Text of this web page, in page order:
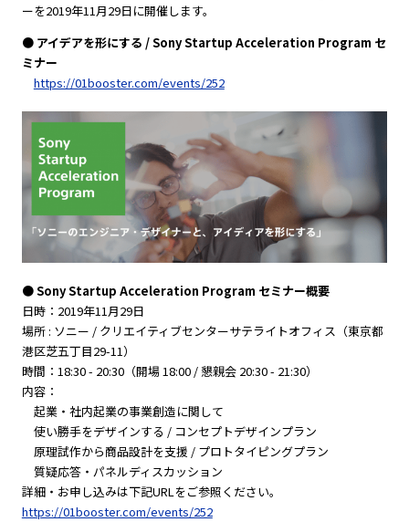
ーを2019年11月29日に開催します。
● アイデアを形にする / Sony Startup Acceleration Program セ
ミナー
https://01booster.com/events/252
● Sony Startup Acceleration Program セミナー概要
日時：2019年11月29日
場所 : ソニー / クリエイティブセンターサテライトオフィス（東京都
港区芝五丁目29-11）
時間：18:30 - 20:30（開場 18:00 / 懇親会 20:30 - 21:30）
内容：
起業・社内起業の事業創造に関して
使い勝手をデザインする / コンセプトデザインプラン
原理試作から商品設計を支援 / プロトタイピングプラン
質疑応答・パネルディスカッション
詳細・お申し込みは下記URLをご参照ください。
https://01booster.com/events/252